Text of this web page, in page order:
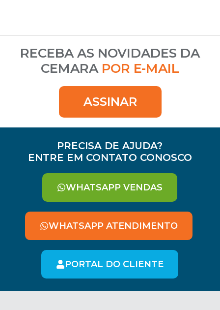
RECEBA AS NOVIDADES DA
CEMARA POR E-MAIL
ASSINAR
PRECISA DE AJUDA?
ENTRE EM CONTATO CONOSCO
WHATSAPP VENDAS
WHATSAPP ATENDIMENTO
PORTAL DO CLIENTE